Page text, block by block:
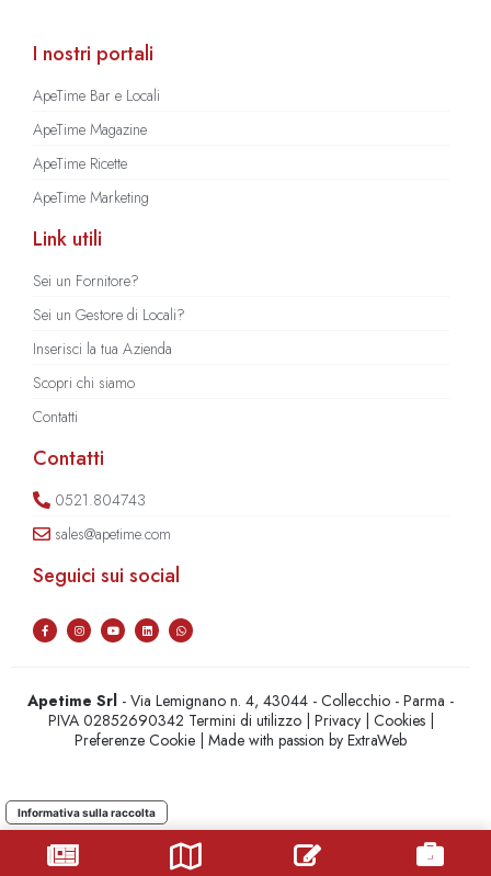
I nostri portali
ApeTime Bar e Locali
ApeTime Magazine
ApeTime Ricette
ApeTime Marketing
Link utili
Sei un Fornitore?
Sei un Gestore di Locali?
Inserisci la tua Azienda
Scopri chi siamo
Contatti
Contatti
0521.804743
sales@apetime.com
Seguici sui social
Apetime Srl - Via Lemignano n. 4, 43044 - Collecchio - Parma -
PIVA 02852690342 Termini di utilizzo| Privacy| Cookies|
Preferenze Cookie | Made with passion byExtraWeb
Informativa sulla raccolta